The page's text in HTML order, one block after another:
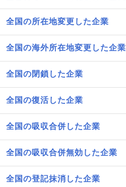
全国の所在地変更した企業
全国の海外所在地変更した企業
全国の閉鎖した企業
全国の復活した企業
全国の吸収合併した企業
全国の吸収合併無効した企業
全国の登記抹消した企業